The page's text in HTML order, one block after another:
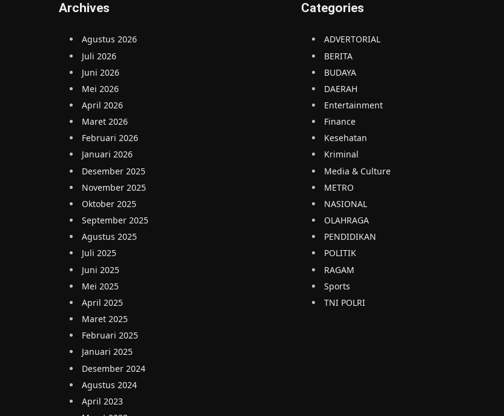
Archives
Agustus 2026
Juli 2026
Juni 2026
Mei 2026
April 2026
Maret 2026
Februari 2026
Januari 2026
Desember 2025
November 2025
Oktober 2025
September 2025
Agustus 2025
Juli 2025
Juni 2025
Mei 2025
April 2025
Maret 2025
Februari 2025
Januari 2025
Desember 2024
Agustus 2024
April 2023
Categories
ADVERTORIAL
BERITA
BUDAYA
DAERAH
Entertainment
Finance
Kesehatan
Kriminal
Media & Culture
METRO
NASIONAL
OLAHRAGA
PENDIDIKAN
POLITIK
RAGAM
Sports
TNI POLRI